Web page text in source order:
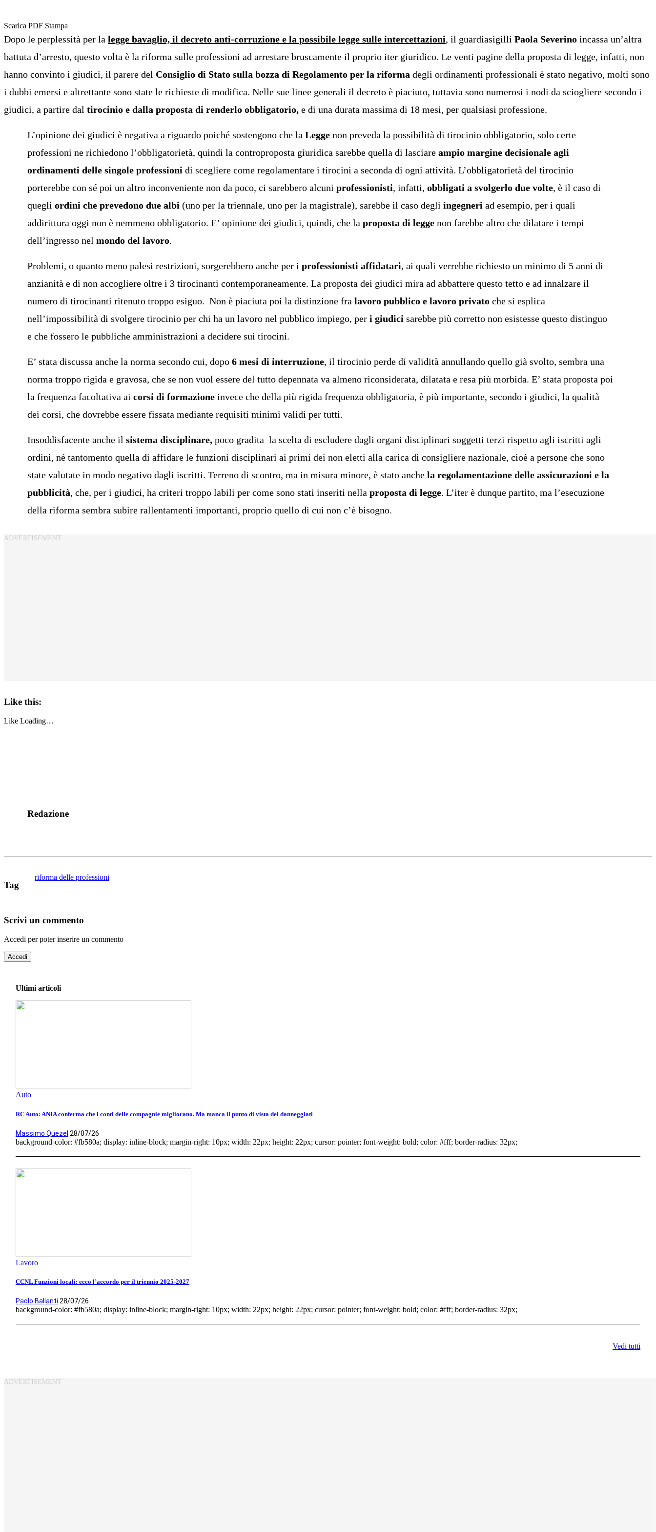
Concorso Polizia e Forze Armate
Scarica PDF Stampa
Dopo le perplessità per la legge bavaglio, il decreto anti-corruzione e la possibile legge sulle intercettazioni, il guardiasigilli Paola Severino incassa un’altra
battuta d’arresto, questo volta è la riforma sulle professioni ad arrestare bruscamente il proprio iter giuridico. Le venti pagine della proposta di legge, infatti, non
hanno convinto i giudici, il parere del Consiglio di Stato sulla bozza di Regolamento per la riforma degli ordinamenti professionali è stato negativo, molti sono
i dubbi emersi e altrettante sono state le richieste di modifica. Nelle sue linee generali il decreto è piaciuto, tuttavia sono numerosi i nodi da sciogliere secondo i
giudici, a partire dal tirocinio e dalla proposta di renderlo obbligatorio, e di una durata massima di 18 mesi, per qualsiasi professione.
L’opinione dei giudici è negativa a riguardo poiché sostengono che la Legge non preveda la possibilità di tirocinio obbligatorio, solo certe
professioni ne richiedono l’obbligatorietà, quindi la controproposta giuridica sarebbe quella di lasciare ampio margine decisionale agli
ordinamenti delle singole professioni di scegliere come regolamentare i tirocini a seconda di ogni attività. L’obbligatorietà del tirocinio
porterebbe con sé poi un altro inconveniente non da poco, ci sarebbero alcuni professionisti, infatti, obbligati a svolgerlo due volte, è il caso di
quegli ordini che prevedono due albi (uno per la triennale, uno per la magistrale), sarebbe il caso degli ingegneri ad esempio, per i quali
addirittura oggi non è nemmeno obbligatorio. E’ opinione dei giudici, quindi, che la proposta di legge non farebbe altro che dilatare i tempi
dell’ingresso nel mondo del lavoro.
Problemi, o quanto meno palesi restrizioni, sorgerebbero anche per i professionisti affidatari, ai quali verrebbe richiesto un minimo di 5 anni di
anzianità e di non accogliere oltre i 3 tirocinanti contemporaneamente. La proposta dei giudici mira ad abbattere questo tetto e ad innalzare il
numero di tirocinanti ritenuto troppo esiguo. Non è piaciuta poi la distinzione fra lavoro pubblico e lavoro privato che si esplica
nell’impossibilità di svolgere tirocinio per chi ha un lavoro nel pubblico impiego, per i giudici sarebbe più corretto non esistesse questo distinguo
e che fossero le pubbliche amministrazioni a decidere sui tirocini.
E’ stata discussa anche la norma secondo cui, dopo 6 mesi di interruzione, il tirocinio perde di validità annullando quello già svolto, sembra una
norma troppo rigida e gravosa, che se non vuol essere del tutto depennata va almeno riconsiderata, dilatata e resa più morbida. E’ stata proposta poi
la frequenza facoltativa ai corsi di formazione invece che della più rigida frequenza obbligatoria, è più importante, secondo i giudici, la qualità
dei corsi, che dovrebbe essere fissata mediante requisiti minimi validi per tutti.
Insoddisfacente anche il sistema disciplinare, poco gradita la scelta di escludere dagli organi disciplinari soggetti terzi rispetto agli iscritti agli
ordini, né tantomento quella di affidare le funzioni disciplinari ai primi dei non eletti alla carica di consigliere nazionale, cioè a persone che sono
state valutate in modo negativo dagli iscritti. Terreno di scontro, ma in misura minore, è stato anche la regolamentazione delle assicurazioni e la
pubblicità, che, per i giudici, ha criteri troppo labili per come sono stati inseriti nella proposta di legge. L’iter è dunque partito, ma l’esecuzione
della riforma sembra subire rallentamenti importanti, proprio quello di cui non c’è bisogno.
Like this:
Like Loading…
Redazione
Tag
riforma delle professioni
Scrivi un commento
Accedi per poter inserire un commento
Accedi
Ultimi articoli
Auto
RC Auto: ANIA conferma che i conti delle compagnie migliorano. Ma manca il punto di vista dei danneggiati
Massimo Quezel 28/07/26
background-color: #fb580a; display: inline-block; margin-right: 10px; width: 22px; height: 22px; cursor: pointer; font-weight: bold; color: #fff; border-radius: 32px;
Lavoro
CCNL Funzioni locali: ecco l’accordo per il triennio 2025-2027
Paolo Ballanti 28/07/26
background-color: #fb580a; display: inline-block; margin-right: 10px; width: 22px; height: 22px; cursor: pointer; font-weight: bold; color: #fff; border-radius: 32px;
Vedi tutti